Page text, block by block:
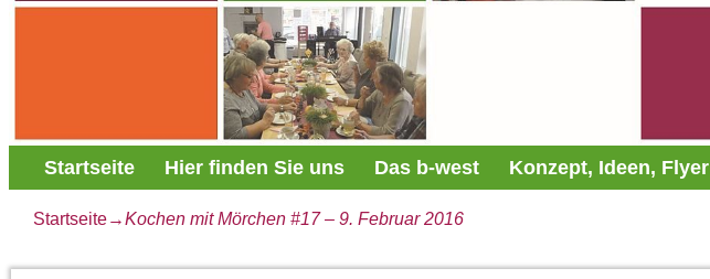
Startseite Hier finden Sie uns Das b-west Konzept, Ideen, Flyer
Startseite→Kochen mit Mörchen #17 – 9. Februar 2016